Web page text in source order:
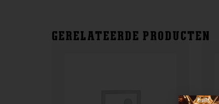
GERELATEERDE PRODUCTEN